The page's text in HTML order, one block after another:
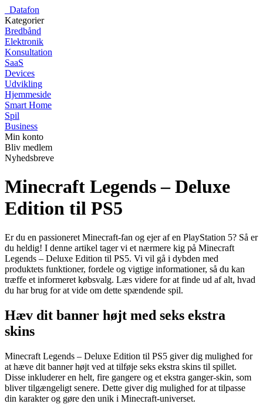
Datafon
Kategorier
Bredbånd
Elektronik
Konsultation
SaaS
Devices
Udvikling
Hjemmeside
Smart Home
Spil
Business
Min konto
Bliv medlem
Nyhedsbreve
Minecraft Legends – Deluxe
Edition til PS5
Er du en passioneret Minecraft-fan og ejer af en PlayStation 5? Så er
du heldig! I denne artikel tager vi et nærmere kig på Minecraft
Legends – Deluxe Edition til PS5. Vi vil gå i dybden med
produktets funktioner, fordele og vigtige informationer, så du kan
træffe et informeret købsvalg. Læs videre for at finde ud af alt, hvad
du har brug for at vide om dette spændende spil.
Hæv dit banner højt med seks ekstra
skins
Minecraft Legends – Deluxe Edition til PS5 giver dig mulighed for
at hæve dit banner højt ved at tilføje seks ekstra skins til spillet.
Disse inkluderer en helt, fire gangere og et ekstra ganger-skin, som
bliver tilgængeligt senere. Dette giver dig mulighed for at tilpasse
din karakter og gøre den unik i Minecraft-universet.